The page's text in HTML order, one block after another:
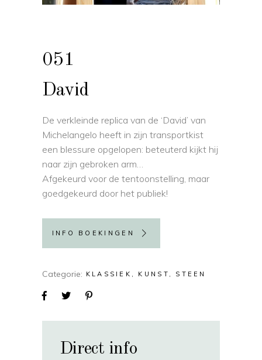
051
David
De verkleinde replica van de ‘David’ van
Michelangelo heeft in zijn transportkist
een blessure opgelopen: beteuterd kijkt hij
naar zijn gebroken arm…
Afgekeurd voor de tentoonstelling, maar
goedgekeurd door het publiek!
INFO BOEKINGEN
Categorie KLASSIEK KUNST STEEN
Direct info